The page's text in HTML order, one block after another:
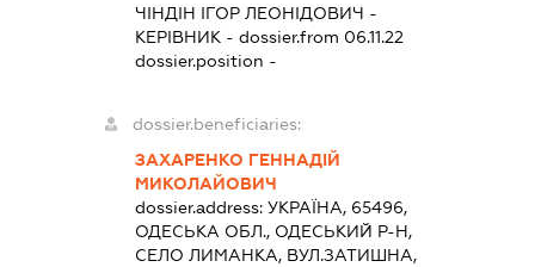
ЧІНДІН ІГОР ЛЕОНІДОВИЧ -
КЕРІВНИК - dossier.from 06.11.22
dossier.position -
dossier.beneficiaries:
ЗАХАРЕНКО ГЕННАДІЙ
МИКОЛАЙОВИЧ
dossier.address:УКРАЇНА, 65496,
ОДЕСЬКА ОБЛ., ОДЕСЬКИЙ Р-Н,
СЕЛО ЛИМАНКА, ВУЛ.ЗАТИШНА,